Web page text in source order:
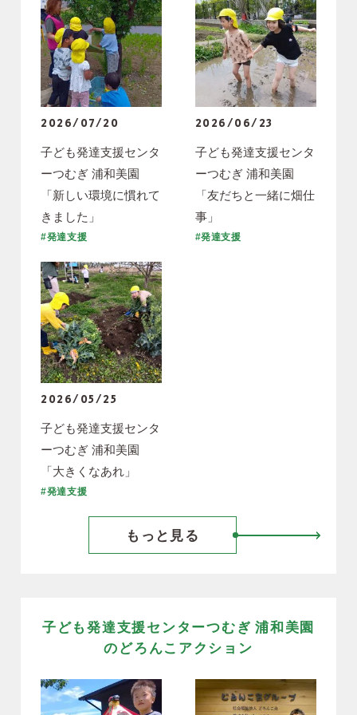
2026/07/20
子ども発達支援センタ
ーつむぎ 浦和美園
「新しい環境に慣れて
きました」
#発達支援
2026/06/23
子ども発達支援センタ
ーつむぎ 浦和美園
「友だちと一緒に畑仕
事」
#発達支援
2026/05/25
子ども発達支援センタ
ーつむぎ 浦和美園
「大きくなあれ」
#発達支援
もっと見る
子ども発達支援センターつむぎ 浦和美園
のどろんこアクション